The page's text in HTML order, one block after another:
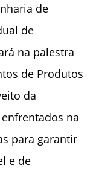
de
de
na palestra
de Produtos
da
na
para garantir
e de